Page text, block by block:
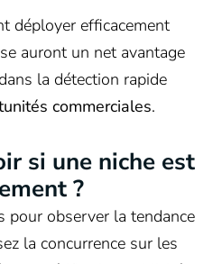
déployer efficacement
auront un net avantage
la détection rapide
commerciales.
si une niche est
?
pour observer la tendance
la concurrence sur les